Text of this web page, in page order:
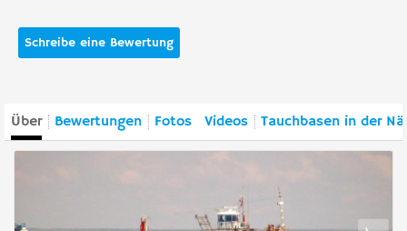
Schreibe eine Bewertung
Über Bewertungen Fotos Videos Tauchbasen in der